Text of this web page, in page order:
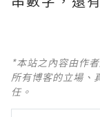
*本站之內容由作
所有博客的立場、
任。